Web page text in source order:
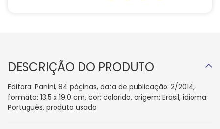
DESCRIÇÃO DO PRODUTO
Editora: Panini, 84 páginas, data de publicação: 2/2014,
formato: 13.5 x 19.0 cm, cor: colorido, origem: Brasil, idioma:
Português, produto usado